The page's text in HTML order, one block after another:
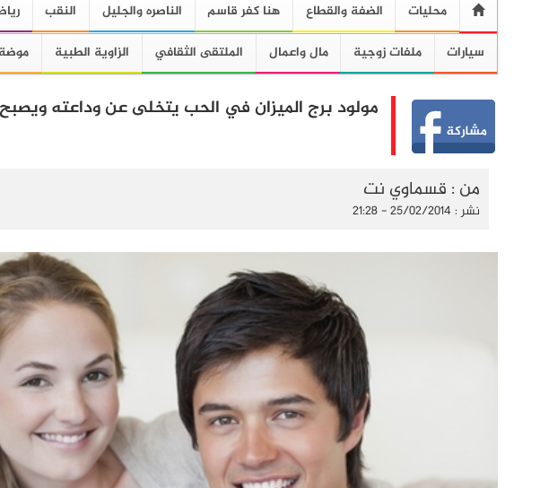
محليات الضفة والقطاع هنا كفر قاسم الناصره والجليل النقب
سيارات
ملفات زوجية مال واعمال الملتقى الثقافي الزاوية الطبية موضة
مولود برج الميزان في الحب يتخلى عن وداعته
من : قسماوي نت
نشر : 25/02/2014 - 21:28